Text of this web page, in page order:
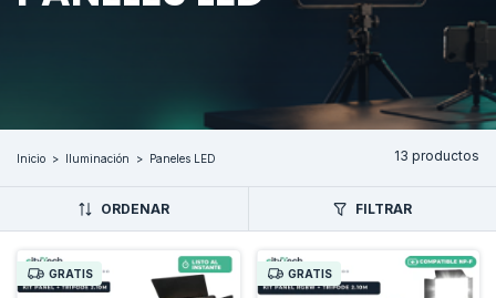
Inicio > Iluminación > Paneles LED 13 productos
ORDENAR FILTRAR
GRATIS GRATIS